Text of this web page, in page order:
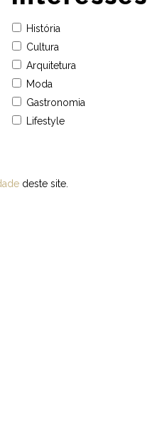
História
Cultura
Arquitetura
Moda
Gastronomia
Lifestyle
deste site.